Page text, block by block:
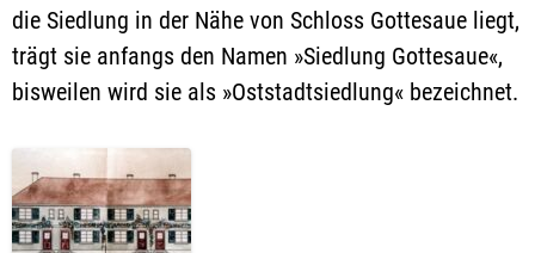
die Siedlung in der Nähe von Schloss Gottesaue liegt,
trägt sie anfangs den Namen »Siedlung Gottesaue«,
bisweilen wird sie als »Oststadtsiedlung« bezeichnet.